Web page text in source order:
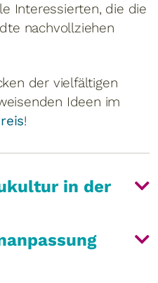
Interessierten, die die
nachvollziehen
der vielfältigen
Ideen im
!
in der